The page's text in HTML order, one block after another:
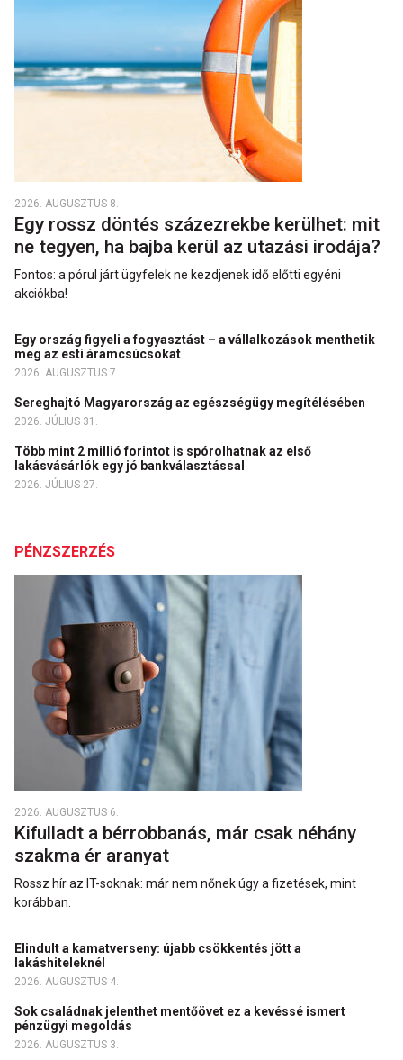
2026. AUGUSZTUS 8.
Egy rossz döntés százezrekbe kerülhet: mit
ne tegyen, ha bajba kerül az utazási irodája?
Fontos: a pórul járt ügyfelek ne kezdjenek idő előtti egyéni
akciókba!
Egy ország figyeli a fogyasztást – a vállalkozások menthetik
meg az esti áramcsúcsokat
2026. AUGUSZTUS 7.
Sereghajtó Magyarország az egészségügy megítélésében
2026. JÚLIUS 31.
Több mint 2 millió forintot is spórolhatnak az első
lakásvásárlók egy jó bankválasztással
2026. JÚLIUS 27.
PÉNZSZERZÉS
2026. AUGUSZTUS 6.
Kifulladt a bérrobbanás, már csak néhány
szakma ér aranyat
Rossz hír az IT-soknak: már nem nőnek úgy a fizetések, mint
korábban.
Elindult a kamatverseny: újabb csökkentés jött a
lakáshiteleknél
2026. AUGUSZTUS 4.
Sok családnak jelenthet mentőövet ez a kevéssé ismert
pénzügyi megoldás
2026. AUGUSZTUS 3.